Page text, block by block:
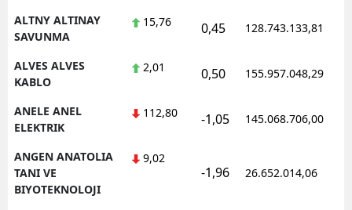
ALTNY ALTINAY
SAVUNMA
15,76 0,45 128.743.133,81
ALVES ALVES
KABLO
2,01 0,50 155.957.048,29
ANELE ANEL
ELEKTRIK
112,80 -1,05 145.068.706,00
ANGEN ANATOLIA
TANI VE
BIYOTEKNOLOJI
9,02
-1,96 26.652.014,06